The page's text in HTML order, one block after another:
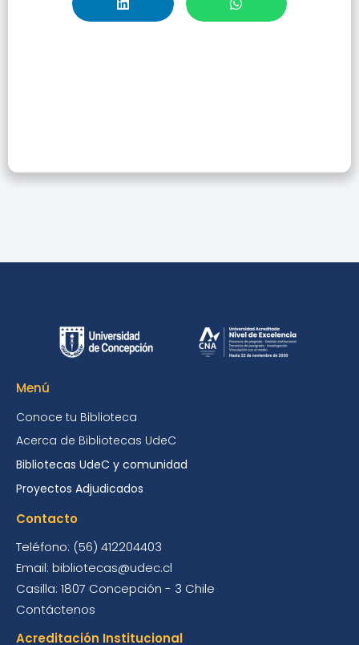
Menú
Conoce tu Biblioteca
Acerca de Bibliotecas UdeC
Bibliotecas UdeC y comunidad
Proyectos Adjudicados
Contacto
Teléfono: (56) 412204403
Email: bibliotecas@udec.cl
Casilla: 1807 Concepción - 3 Chile
Contáctenos
Acreditación Institucional